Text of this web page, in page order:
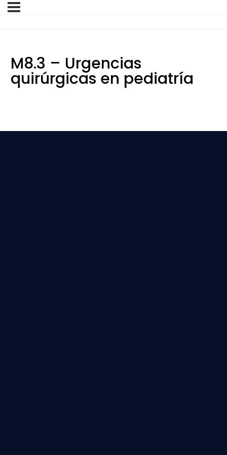
M8.3 – Urgencias
quirúrgicas en pediatría